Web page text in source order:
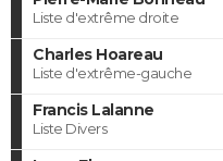
Liste d'extrême droite
Charles Hoareau
Liste d'extrême-gauche
Francis Lalanne
Liste Divers